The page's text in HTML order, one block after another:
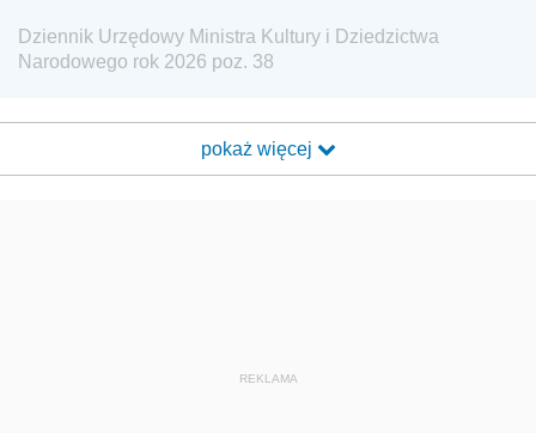
Dziennik Urzędowy Ministra Kultury i Dziedzictwa
Narodowego rok 2026 poz. 38
pokaż więcej
REKLAMA